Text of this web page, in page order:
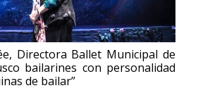
Directora Ballet Municipal de
bailarines con personalidad
de bailar”